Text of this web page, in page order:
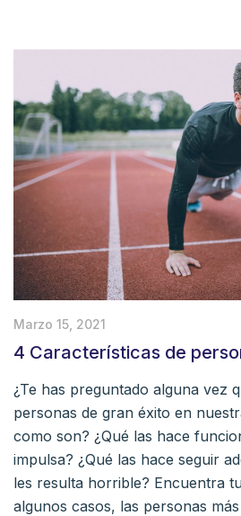
Marzo 15, 2021
4 Características de
¿Te has preguntado alguna vez
personas de gran éxito en
como son? ¿Qué las hace
impulsa? ¿Qué las hace seguir
les resulta horrible? Encuentra
algunos casos, las personas